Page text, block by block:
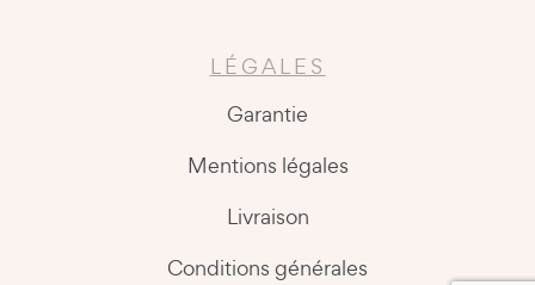
LÉGALES
Garantie
Mentions légales
Livraison
Conditions générales